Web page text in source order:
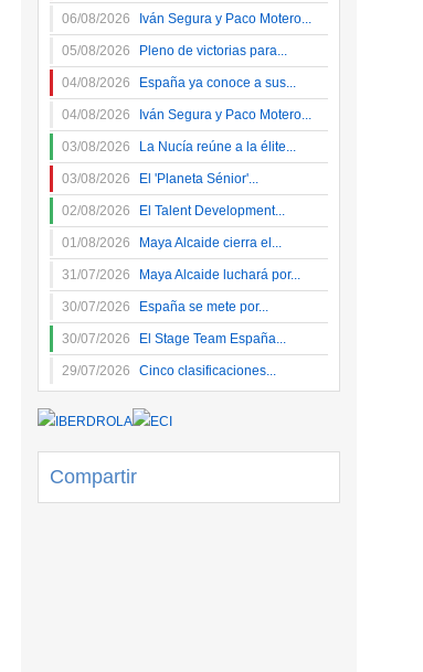
06/08/2026 Iván Segura y Paco Motero...
05/08/2026 Pleno de victorias para...
04/08/2026 España ya conoce a sus...
04/08/2026 Iván Segura y Paco Motero...
03/08/2026 La Nucía reúne a la élite...
03/08/2026 El 'Planeta Sénior'...
02/08/2026 El Talent Development...
01/08/2026 Maya Alcaide cierra el...
31/07/2026 Maya Alcaide luchará por...
30/07/2026 España se mete por...
30/07/2026 El Stage Team España...
29/07/2026 Cinco clasificaciones...
Compartir